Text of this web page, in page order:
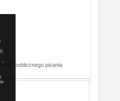
-
publicznego pisania